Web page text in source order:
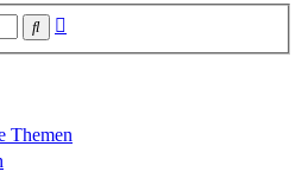
Suche
Themen